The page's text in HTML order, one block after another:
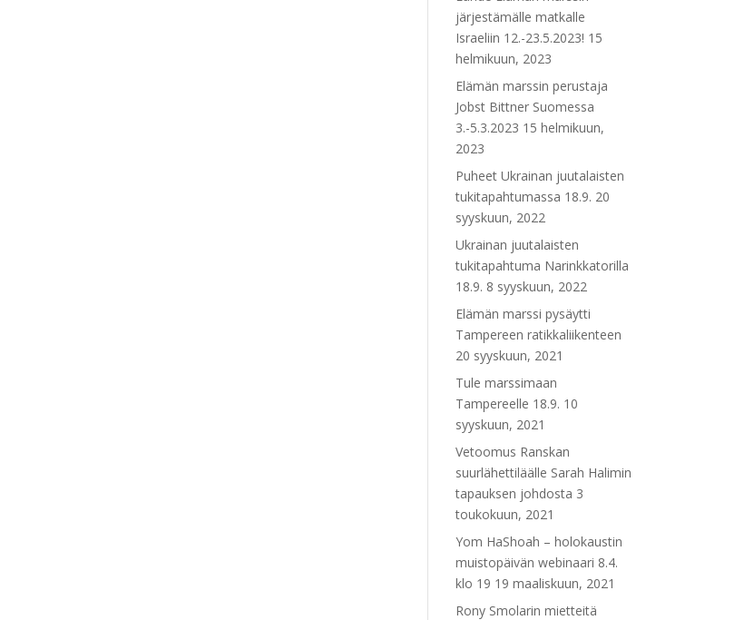
järjestämälle matkalle
Israeliin 12.-23.5.2023! 15
helmikuun, 2023
Elämän marssin perustaja
Jobst Bittner Suomessa
3.-5.3.2023 15 helmikuun,
2023
Puheet Ukrainan juutalaisten
tukitapahtumassa 18.9. 20
syyskuun, 2022
Ukrainan juutalaisten
tukitapahtuma Narinkkatorilla
18.9. 8 syyskuun, 2022
Elämän marssi pysäytti
Tampereen ratikkaliikenteen
20 syyskuun, 2021
Tule marssimaan
Tampereelle 18.9. 10
syyskuun, 2021
Vetoomus Ranskan
suurlähettiläälle Sarah Halimin
tapauksen johdosta 3
toukokuun, 2021
Yom HaShoah – holokaustin
muistopäivän webinaari 8.4.
klo 19 19 maaliskuun, 2021
Rony Smolarin mietteitä